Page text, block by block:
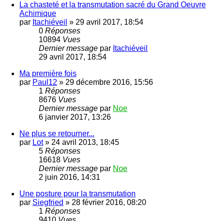
La chasteté et la transmutation sacré du Grand Oeuvre
Achimique
par Itachiéveil » 29 avril 2017, 18:54
0 Réponses
10894 Vues
Dernier message par Itachiéveil
29 avril 2017, 18:54
Ma première fois
par Paul12 » 29 décembre 2016, 15:56
1 Réponses
8676 Vues
Dernier message par Noe
6 janvier 2017, 13:26
Ne plus se retourner...
par Lot» 24 avril 2013, 18:45
5 Réponses
16618 Vues
Dernier message par Noe
2 juin 2016, 14:31
Une posture pour la transmutation
par Siegfried » 28 février 2016, 08:20
1 Réponses